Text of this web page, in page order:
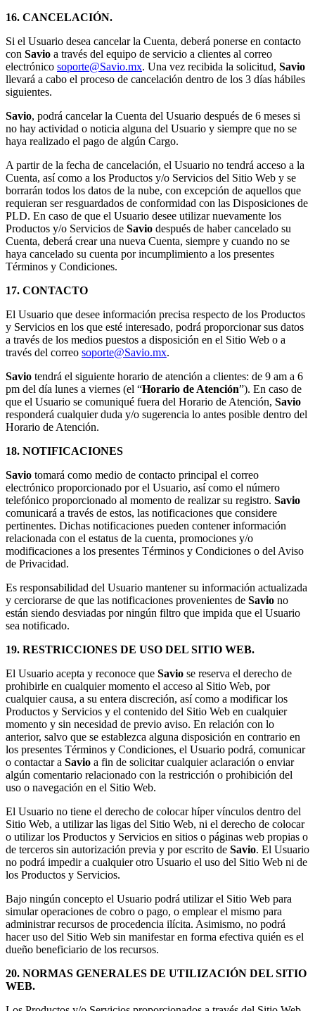
16. CANCELACIÓN.
Si el Usuario desea cancelar la Cuenta, deberá ponerse en contacto
con Savio a través del equipo de servicio a clientes al correo
electrónico soporte@Savio.mx. Una vez recibida la solicitud, Savio
llevará a cabo el proceso de cancelación dentro de los 3 días hábiles
siguientes.
Savio, podrá cancelar la Cuenta del Usuario después de 6 meses si
no hay actividad o noticia alguna del Usuario y siempre que no se
haya realizado el pago de algún Cargo.
A partir de la fecha de cancelación, el Usuario no tendrá acceso a la
Cuenta, así como a los Productos y/o Servicios del Sitio Web y se
borrarán todos los datos de la nube, con excepción de aquellos que
requieran ser resguardados de conformidad con las Disposiciones de
PLD. En caso de que el Usuario desee utilizar nuevamente los
Productos y/o Servicios de Savio después de haber cancelado su
Cuenta, deberá crear una nueva Cuenta, siempre y cuando no se
haya cancelado su cuenta por incumplimiento a los presentes
Términos y Condiciones.
17. CONTACTO
El Usuario que desee información precisa respecto de los Productos
y Servicios en los que esté interesado, podrá proporcionar sus datos
a través de los medios puestos a disposición en el Sitio Web o a
través del correo soporte@Savio.mx.
Savio tendrá el siguiente horario de atención a clientes: de 9 am a 6
pm del día lunes a viernes (el “Horario de Atención”). En caso de
que el Usuario se comuniqué fuera del Horario de Atención, Savio
responderá cualquier duda y/o sugerencia lo antes posible dentro del
Horario de Atención.
18. NOTIFICACIONES
Savio tomará como medio de contacto principal el correo
electrónico proporcionado por el Usuario, así como el número
telefónico proporcionado al momento de realizar su registro. Savio
comunicará a través de estos, las notificaciones que considere
pertinentes. Dichas notificaciones pueden contener información
relacionada con el estatus de la cuenta, promociones y/o
modificaciones a los presentes Términos y Condiciones o del Aviso
de Privacidad.
Es responsabilidad del Usuario mantener su información actualizada
y cerciorarse de que las notificaciones provenientes de Savio no
están siendo desviadas por ningún filtro que impida que el Usuario
sea notificado.
19. RESTRICCIONES DE USO DEL SITIO WEB.
El Usuario acepta y reconoce que Savio se reserva el derecho de
prohibirle en cualquier momento el acceso al Sitio Web, por
cualquier causa, a su entera discreción, así como a modificar los
Productos y Servicios y el contenido del Sitio Web en cualquier
momento y sin necesidad de previo aviso. En relación con lo
anterior, salvo que se establezca alguna disposición en contrario en
los presentes Términos y Condiciones, el Usuario podrá, comunicar
o contactar a Savio a fin de solicitar cualquier aclaración o enviar
algún comentario relacionado con la restricción o prohibición del
uso o navegación en el Sitio Web.
El Usuario no tiene el derecho de colocar híper vínculos dentro del
Sitio Web, a utilizar las ligas del Sitio Web, ni el derecho de colocar
o utilizar los Productos y Servicios en sitios o páginas web propias o
de terceros sin autorización previa y por escrito de Savio. El Usuario
no podrá impedir a cualquier otro Usuario el uso del Sitio Web ni de
los Productos y Servicios.
Bajo ningún concepto el Usuario podrá utilizar el Sitio Web para
simular operaciones de cobro o pago, o emplear el mismo para
administrar recursos de procedencia ilícita. Asimismo, no podrá
hacer uso del Sitio Web sin manifestar en forma efectiva quién es el
dueño beneficiario de los recursos.
20. NORMAS GENERALES DE UTILIZACIÓN DEL SITIO
WEB.